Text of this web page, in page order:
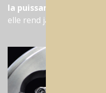
la puissance à
elle rend jaloux les autres